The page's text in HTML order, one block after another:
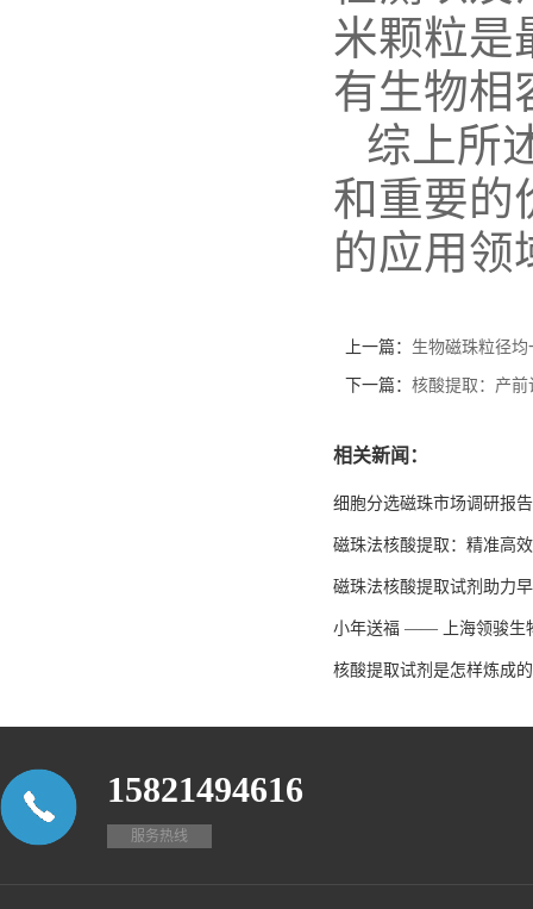
米颗粒是
有生物相
综上所
和重要的
的应用领
上一篇： 生物磁珠粒径
下一篇： 核酸提取：产
相关新闻：
细胞分选磁珠市场调研报告
磁珠法核酸提取：精准高
磁珠法核酸提取试剂助力
小年送福 —— 上海领骏生
核酸提取试剂是怎样炼成的
15821494616
服务热线